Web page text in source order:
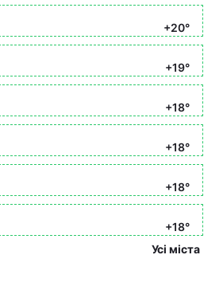
+20°
+19°
+18°
+18°
+18°
+18°
Усі міста